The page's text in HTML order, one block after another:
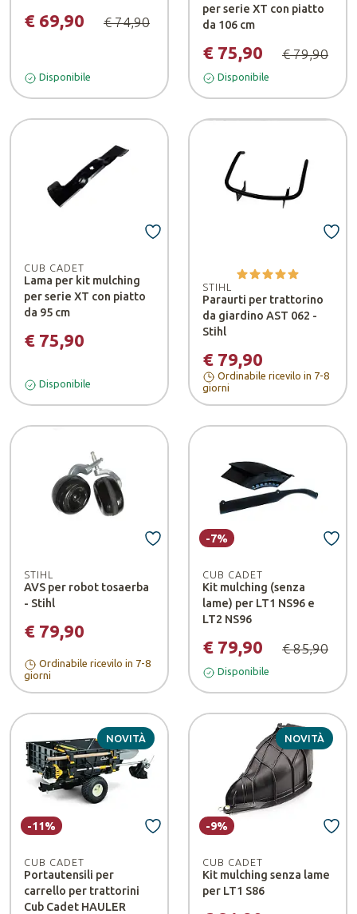
€ 69,90 € 74,90
Disponibile
per serie XT con piatto
da 106 cm
€ 75,90 € 79,90
Disponibile
CUB CADET
Lama per kit mulching
per serie XT con piatto
da 95 cm
€ 75,90
Disponibile
STIHL
Paraurti per trattorino
da giardino AST 062 -
Stihl
€ 79,90
Ordinabile ricevilo in 7-8
giorni
STIHL
AVS per robot tosaerba
- Stihl
€ 79,90
Ordinabile ricevilo in 7-8
giorni
CUB CADET
Kit mulching (senza
lame) per LT1 NS96 e
LT2 NS96
€ 79,90 € 85,90
-7%
Disponibile
NOVITÀ
CUB CADET
Portautensili per
carrello per trattorini
Cub Cadet HAULER
-11%
NOVITÀ
CUB CADET
Kit mulching senza lame
per LT1 S86
-9%